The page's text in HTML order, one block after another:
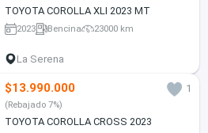
TOYOTA COROLLA XLI 2023 MT
2023 Bencina 23000 km
La Serena
$13.990.000 1
(Rebajado 7%)
TOYOTA COROLLA CROSS 2023